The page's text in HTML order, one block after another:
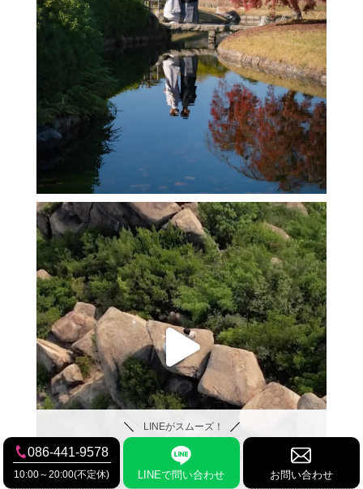
LINEがスムーズ！
086-441-9578
10:00～20:00(不定休) LINEで問い合わせ お問い合わせ